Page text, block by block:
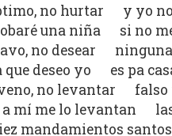
no hurtar y yo no
una niña si no
no desear ninguna
que deseo yo es pa
no levantar falso
a mí me lo levantan
mandamientos